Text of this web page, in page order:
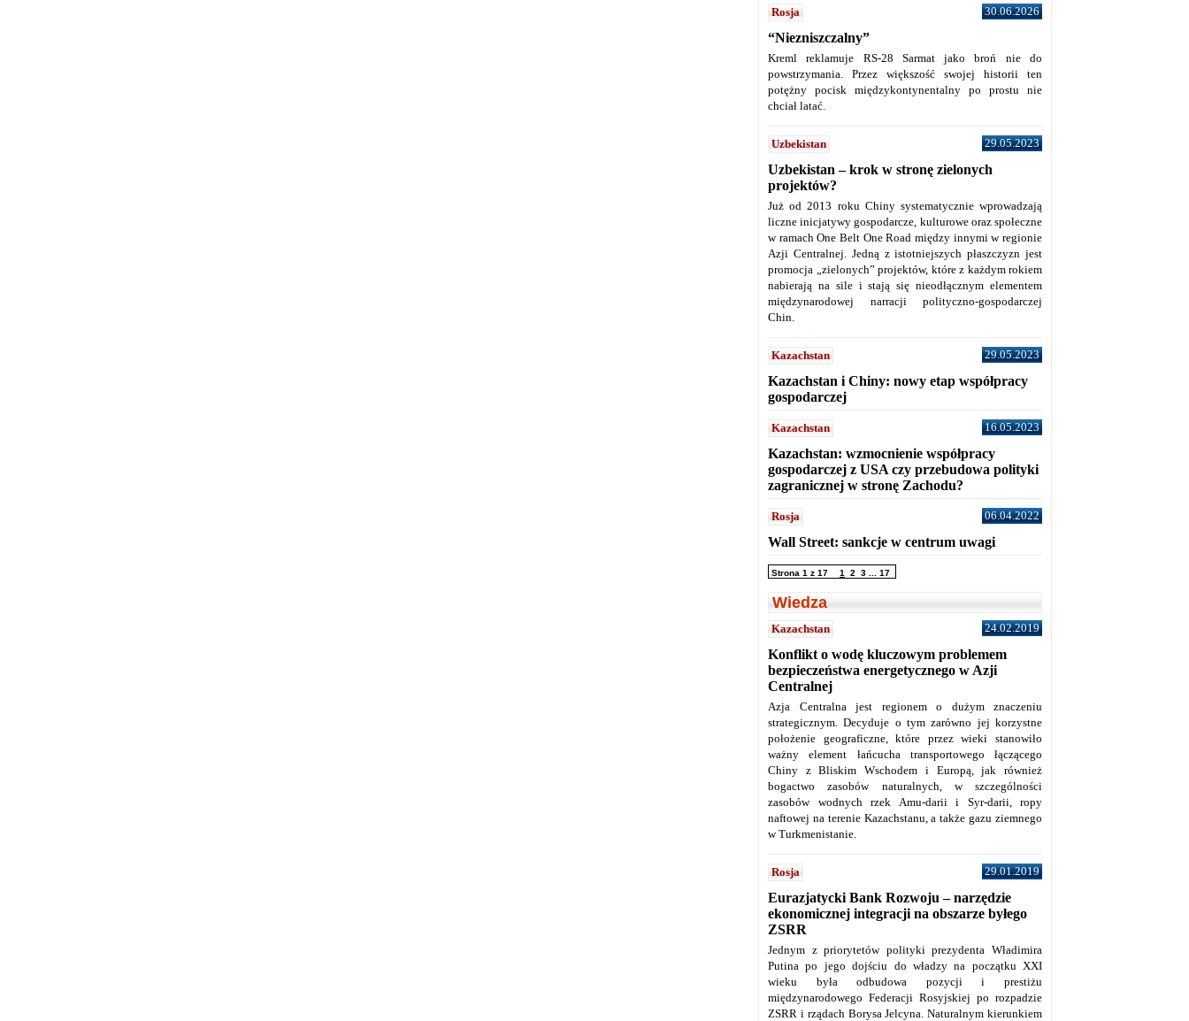
Rosja 30.06.2026
“Niezniszczalny”
Kreml reklamuje RS-28 Sarmat jako broń nie do
powstrzymania. Przez większość swojej historii ten
potężny pocisk międzykontynentalny po prostu nie
chciał latać.
Uzbekistan 29.05.2023
Uzbekistan – krok w stronę zielonych
projektów?
Już od 2013 roku Chiny systematycznie wprowadzają
liczne inicjatywy gospodarcze, kulturowe oraz społeczne
w ramach One Belt One Road między innymi w regionie
Azji Centralnej. Jedną z istotniejszych płaszczyzn jest
promocja „zielonych” projektów, które z każdym rokiem
nabierają na sile i stają się nieodłącznym elementem
międzynarodowej narracji polityczno-gospodarczej
Chin.
Kazachstan 29.05.2023
Kazachstan i Chiny: nowy etap współpracy
gospodarczej
Kazachstan 16.05.2023
Kazachstan: wzmocnienie współpracy
gospodarczej z USA czy przebudowa polityki
zagranicznej w stronę Zachodu?
Rosja 06.04.2022
Wall Street: sankcje w centrum uwagi
Strona 1 z 17 1 2 3 17
Wiedza
Kazachstan 24.02.2019
Konflikt o wodę kluczowym problemem
bezpieczeństwa energetycznego w Azji
Centralnej
Azja Centralna jest regionem o dużym znaczeniu
strategicznym. Decyduje o tym zarówno jej korzystne
położenie geograficzne, które przez wieki stanowiło
ważny element łańcucha transportowego łączącego
Chiny z Bliskim Wschodem i Europą, jak również
bogactwo zasobów naturalnych, w szczególności
zasobów wodnych rzek Amu-darii i Syr-darii, ropy
naftowej na terenie Kazachstanu, a także gazu ziemnego
w Turkmenistanie.
Rosja 29.01.2019
Eurazjatycki Bank Rozwoju – narzędzie
ekonomicznej integracji na obszarze byłego
ZSRR
Jednym z priorytetów polityki prezydenta Władimira
Putina po jego dojściu do władzy na początku XXI
wieku była odbudowa pozycji i prestiżu
międzynarodowego Federacji Rosyjskiej po rozpadzie
ZSRR i rządach Borysa Jelcyna. Naturalnym kierunkiem